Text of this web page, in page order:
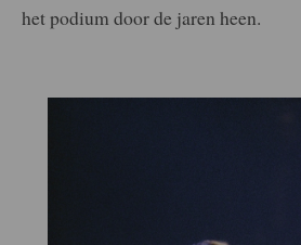
het podium door de jaren heen.